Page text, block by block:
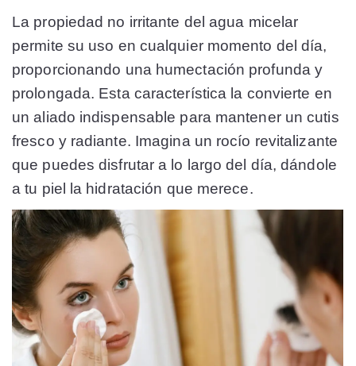
La propiedad no irritante del agua micelar
permite su uso en cualquier momento del día,
proporcionando una humectación profunda y
prolongada. Esta característica la convierte en
un aliado indispensable para mantener un cutis
fresco y radiante. Imagina un rocío revitalizante
que puedes disfrutar a lo largo del día, dándole
a tu piel la hidratación que merece.